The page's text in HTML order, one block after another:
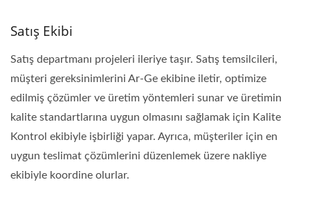
Satış Ekibi
Satış departmanı projeleri ileriye taşır. Satış temsilcileri,
müşteri gereksinimlerini Ar-Ge ekibine iletir, optimize
edilmiş çözümler ve üretim yöntemleri sunar ve üretimin
kalite standartlarına uygun olmasını sağlamak için Kalite
Kontrol ekibiyle işbirliği yapar. Ayrıca, müşteriler için en
uygun teslimat çözümlerini düzenlemek üzere nakliye
ekibiyle koordine olurlar.